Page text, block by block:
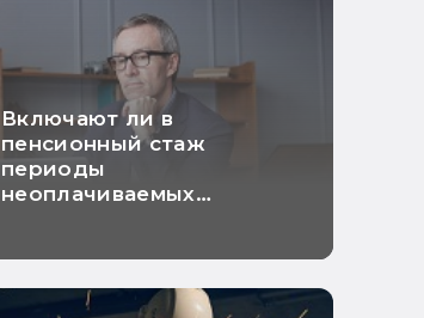
Включают ли в
пенсионный стаж
периоды
неоплачиваемых